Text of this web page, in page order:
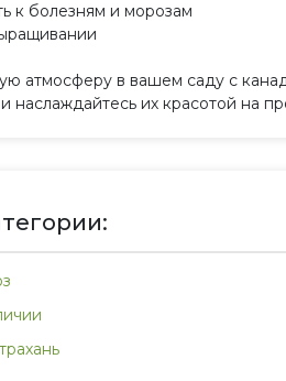
к болезням и морозам
атмосферу в вашем саду с
наслаждайтесь их красотой на